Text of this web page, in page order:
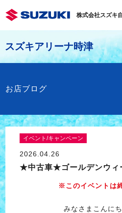
株式会社スズキ
スズキアリーナ時津
お店ブログ
イベント/キャンペーン
2026.04.26
★中古車★ゴールデンウィ
※このイベントは
みなさまこんに